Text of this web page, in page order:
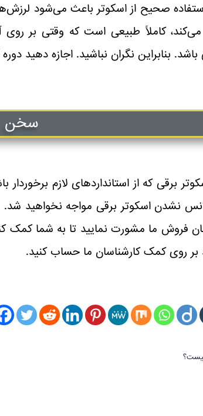
صحیح از اسکوتر باعث می‌شود
کاملاً طبیعی است که وقتی بر
بنابراین نگران نباشید. اجازه
سخن
برقی که از استاندارد‌های لازم
نشدن اسکوتر برقی مواجه نخواهید
فروش ما مشورت نمایید تا به شما کمک
بر روی کمک کارشناسان ما حساب کنید.